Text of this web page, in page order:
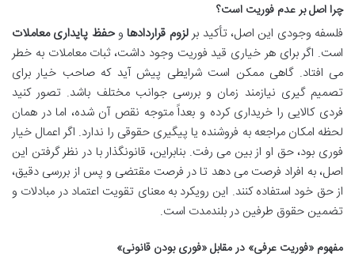
چرا اصل بر عدم فوریت است؟
فلسفه وجودی این اصل، تأکید برلزوم قراردادهاوحفظ پایداری معاملات
است. اگر برای هر خیاری قید فوریت وجود داشت، ثبات معاملات به خطر
می افتاد. گاهی ممکن است شرایطی پیش آید که صاحب خیار برای
تصمیم گیری نیازمند زمان و بررسی جوانب مختلف باشد. تصور کنید
فردی کالایی را خریداری کرده و بعداً متوجه نقص آن شده، اما در همان
لحظه امکان مراجعه به فروشنده یا پیگیری حقوقی را ندارد. اگر اعمال خیار
فوری بود، حق او از بین می رفت. بنابراین، قانونگذار با در نظر گرفتن این
اصل، به افراد فرصت می دهد تا در فرصت مقتضی و پس از بررسی دقیق،
از حق خود استفاده کنند. این رویکرد به معنای تقویت اعتماد در مبادلات و
تضمین حقوق طرفین در بلندمدت است.
مفهوم «فوریت عرفی» در مقابل «فوری بودن قانونی»